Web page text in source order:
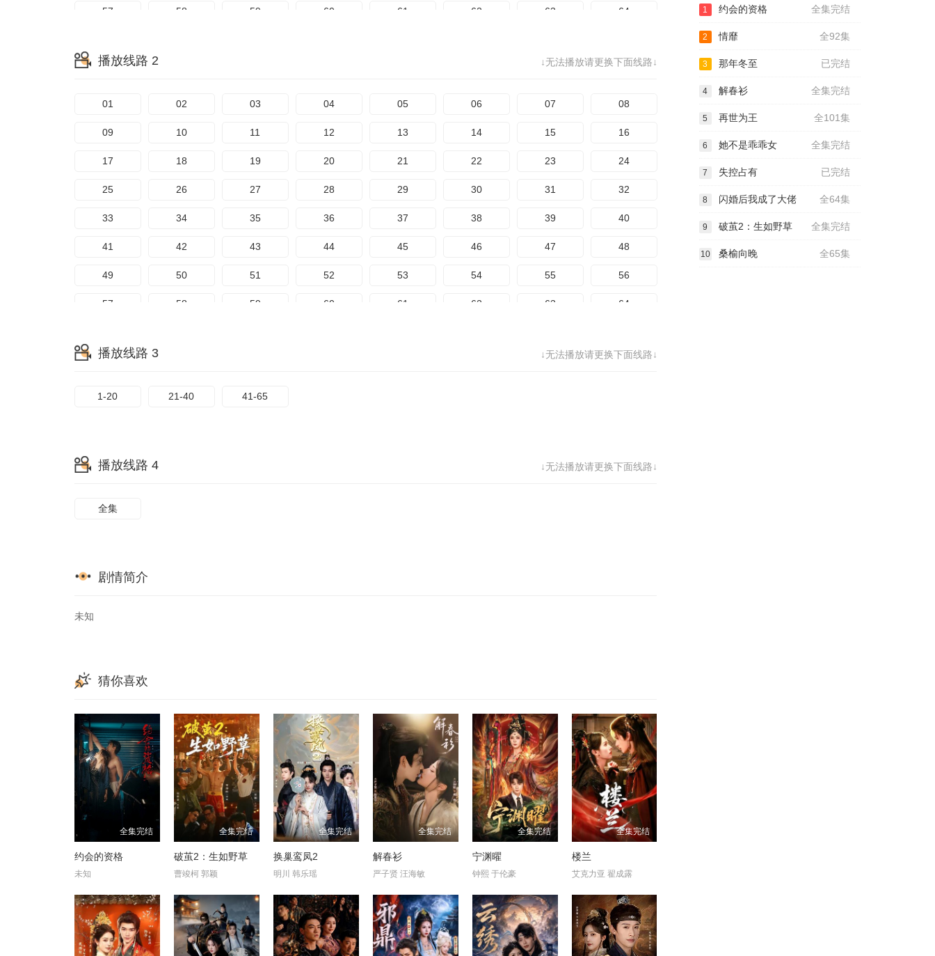
57 58 59 60 61 62 63 64
↓无法播放请更换下面线路↓
播放线路 2
01 02 03 04 05 06 07 08
09 10 11 12 13 14 15 16
17 18 19 20 21 22 23 24
25 26 27 28 29 30 31 32
33 34 35 36 37 38 39 40
41 42 43 44 45 46 47 48
49 50 51 52 53 54 55 56
57 58 59 60 61 62 63 64
↓无法播放请更换下面线路↓
播放线路 3
1-20 21-40 41-65
↓无法播放请更换下面线路↓
播放线路 4
全集
剧情简介
未知
猜你喜欢
全集完结
约会的资格
未知
全集完结
破茧2：生如野草
曹竣柯 郭颖
全集完结
换巢鸾凤2
明川 韩乐瑶
全集完结
解春衫
严子贤 汪海敏
全集完结
宁渊曜
钟熙 于伦豪
全集完结
楼兰
艾克力亚 翟成露
全集完结
1 约会的资格
全92集
2 情靡
已完结
3 那年冬至
全集完结
4 解春衫
全101集
5 再世为王
全集完结
6 她不是乖乖女
已完结
7 失控占有
全64集
8 闪婚后我成了大佬
全集完结
9 破茧2：生如野草
全65集
10 桑榆向晚